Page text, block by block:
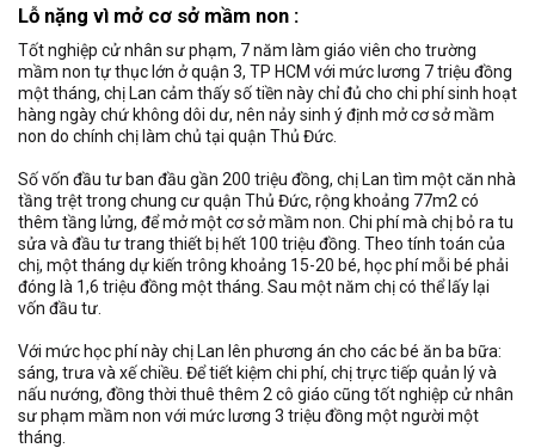
Lỗ nặng vì mở cơ sở mầm non :
Tốt nghiệp cử nhân sư phạm, 7 năm làm giáo viên cho trường
mầm non tự thục lớn ở quận 3, TP HCM với mức lương 7 triệu đồng
một tháng, chị Lan cảm thấy số tiền này chỉ đủ cho chi phí sinh hoạt
hàng ngày chứ không dôi dư, nên nảy sinh ý định mở cơ sở mầm
non do chính chị làm chủ tại quận Thủ Đức.
Số vốn đầu tư ban đầu gần 200 triệu đồng, chị Lan tìm một căn nhà
tầng trệt trong chung cư quận Thủ Đức, rộng khoảng 77m2 có
thêm tầng lửng, để mở một cơ sở mầm non. Chi phí mà chị bỏ ra tu
sửa và đầu tư trang thiết bị hết 100 triệu đồng. Theo tính toán của
chị, một tháng dự kiến trông khoảng 15-20 bé, học phí mỗi bé phải
đóng là 1,6 triệu đồng một tháng. Sau một năm chị có thể lấy lại
vốn đầu tư.
Với mức học phí này chị Lan lên phương án cho các bé ăn ba bữa:
sáng, trưa và xế chiều. Để tiết kiệm chi phí, chị trực tiếp quản lý và
nấu nướng, đồng thời thuê thêm 2 cô giáo cũng tốt nghiệp cử nhân
sư phạm mầm non với mức lương 3 triệu đồng một người một
tháng.